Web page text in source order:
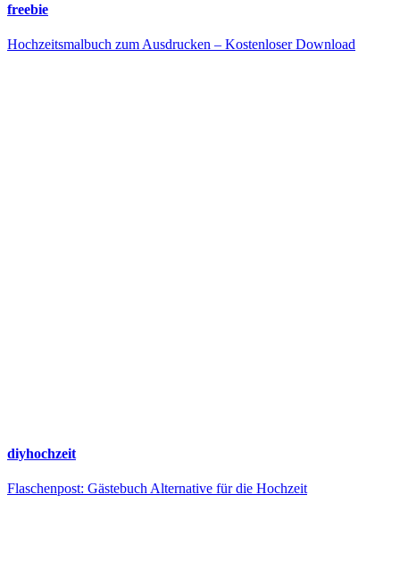
freebie
Hochzeitsmalbuch zum Ausdrucken – Kostenloser Download
diyhochzeit
Flaschenpost: Gästebuch Alternative für die Hochzeit